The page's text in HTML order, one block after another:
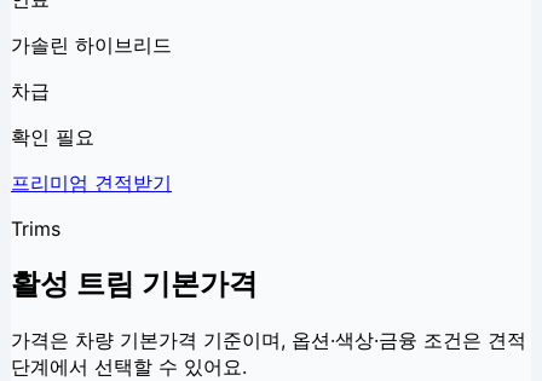
가솔린 하이브리드
차급
확인 필요
프리미엄 견적받기
Trims
활성 트림 기본가격
가격은 차량 기본가격 기준이며, 옵션·색상·금융 조건은 견적
단계에서 선택할 수 있어요.